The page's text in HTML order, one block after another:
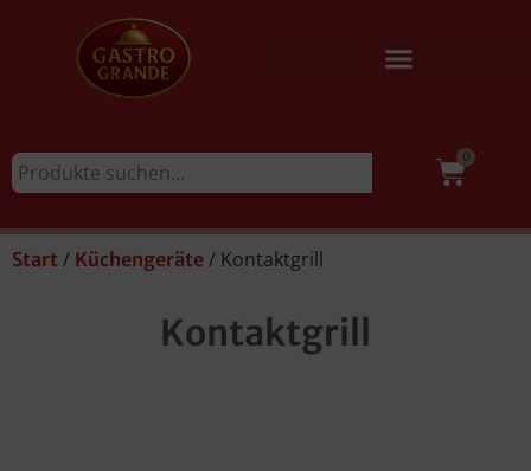
0
Start / Küchengeräte / Kontaktgrill
Kontaktgrill